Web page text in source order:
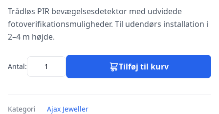
Trådløs PIR bevægelsesdetektor med udvidede
fotoverifikationsmuligheder. Til udendørs installation i
2–4 m højde.
Antal: Tilføj til kurv
Kategori
Ajax Jeweller